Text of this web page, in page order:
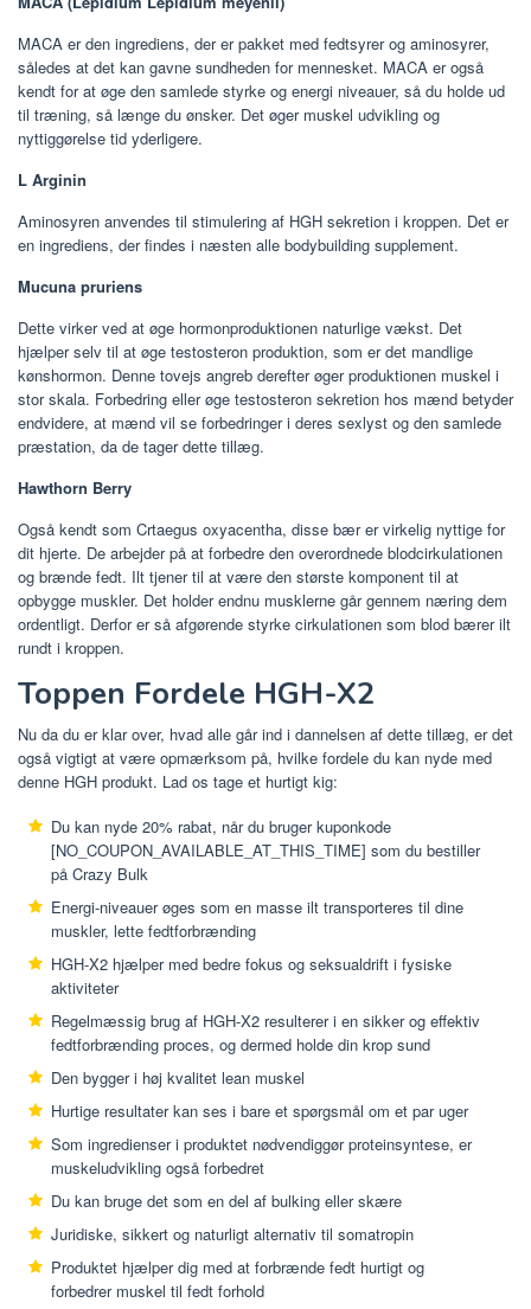
MACA er den ingrediens, der er pakket med fedtsyrer og aminosyrer,
således at det kan gavne sundheden for mennesket. MACA er også
kendt for at øge den samlede styrke og energi niveauer, så du holde ud
til træning, så længe du ønsker. Det øger muskel udvikling og
nyttiggørelse tid yderligere.
L Arginin
Aminosyren anvendes til stimulering af HGH sekretion i kroppen. Det er
en ingrediens, der findes i næsten alle bodybuilding supplement.
Mucuna pruriens
Dette virker ved at øge hormonproduktionen naturlige vækst. Det
hjælper selv til at øge testosteron produktion, som er det mandlige
kønshormon. Denne tovejs angreb derefter øger produktionen muskel i
stor skala. Forbedring eller øge testosteron sekretion hos mænd betyder
endvidere, at mænd vil se forbedringer i deres sexlyst og den samlede
præstation, da de tager dette tillæg.
Hawthorn Berry
Også kendt som Crtaegus oxyacentha, disse bær er virkelig nyttige for
dit hjerte. De arbejder på at forbedre den overordnede blodcirkulationen
og brænde fedt. Ilt tjener til at være den største komponent til at
opbygge muskler. Det holder endnu musklerne går gennem næring dem
ordentligt. Derfor er så afgørende styrke cirkulationen som blod bærer ilt
rundt i kroppen.
Toppen Fordele HGH-X2
Nu da du er klar over, hvad alle går ind i dannelsen af ​​dette tillæg, er det
også vigtigt at være opmærksom på, hvilke fordele du kan nyde med
denne HGH produkt. Lad os tage et hurtigt kig:
Du kan nyde 20% rabat, når du bruger kuponkode
[NO_COUPON_AVAILABLE_AT_THIS_TIME] som du bestiller
på Crazy Bulk
Energi-niveauer øges som en masse ilt transporteres til dine
muskler, lette fedtforbrænding
HGH-X2 hjælper med bedre fokus og seksualdrift i fysiske
aktiviteter
Regelmæssig brug af HGH-X2 resulterer i en sikker og effektiv
fedtforbrænding proces, og dermed holde din krop sund
Den bygger i høj kvalitet lean muskel
Hurtige resultater kan ses i bare et spørgsmål om et par uger
Som ingredienser i produktet nødvendiggør proteinsyntese, er
muskeludvikling også forbedret
Du kan bruge det som en del af bulking eller skære
Juridiske, sikkert og naturligt alternativ til somatropin
Produktet hjælper dig med at forbrænde fedt hurtigt og
forbedrer muskel til fedt forhold